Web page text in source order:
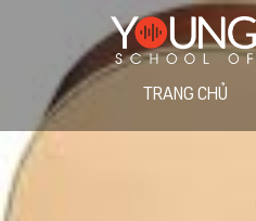
TRANG CHỦ